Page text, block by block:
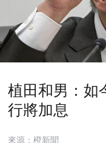
植田和男：如
行將加息
來源：橙新聞